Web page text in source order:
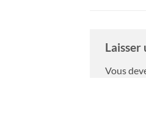
Laisser
Vous